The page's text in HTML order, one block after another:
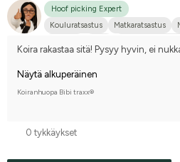
Hoof picking Expert
Kouluratsastus
Matkaratsastus
Koira rakastaa sitä! Pysyy hyvin, ei
Näytä alkuperäinen
Koiranhuopa Bibi traxx®
0 tykkäykset